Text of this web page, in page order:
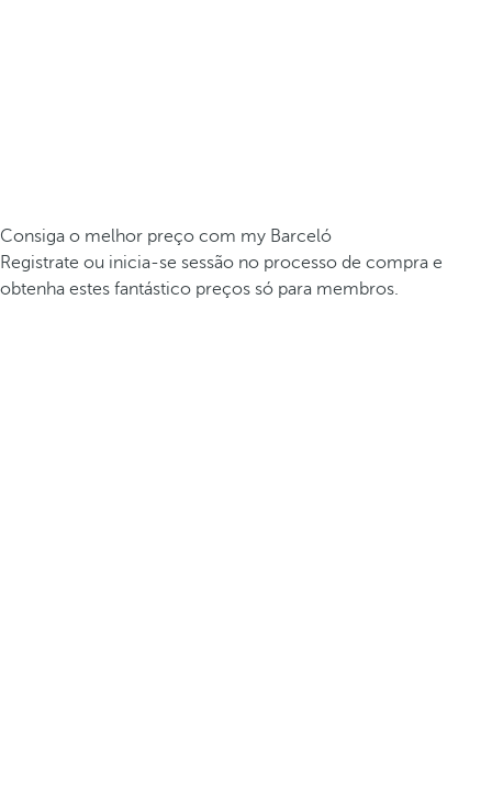
Consiga o melhor preço com my Barceló
Registrate ou inicia-se sessão no processo de compra e
obtenha estes fantástico preços só para membros.